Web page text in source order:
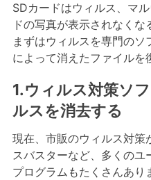
SDカードはウィルス、マ
ドの写真が表示されなく
まずはウィルスを専門の
によって消えたファイルを
1.ウィルス対策ソ
ルスを消去する
現在、市販のウィルス対策
スバスターなど、多くのユ
プログラムもたくさんあり